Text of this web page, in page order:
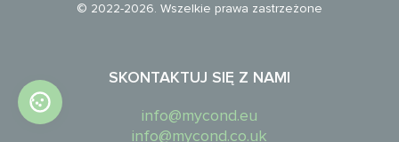
© 2022-2026. Wszelkie prawa zastrzeżone
SKONTAKTUJ SIĘ Z NAMI
info@mycond.eu
info@mycond.co.uk